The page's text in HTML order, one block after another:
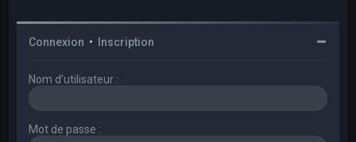
Connexion • Inscription
Nom d’utilisateur :
Mot de passe :